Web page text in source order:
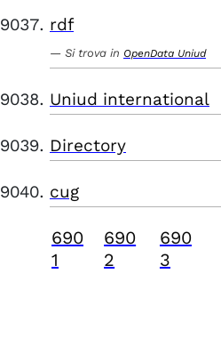
rdf
Si trova in OpenData Uniud
Uniud international
Directory
cug
690
1
690
2
690
3